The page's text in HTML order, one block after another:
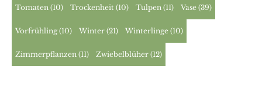
Tomaten (10) Trockenheit (10) Tulpen (11) Vase (39)
Vorfrühling (10) Winter (21) Winterlinge (10)
Zimmerpflanzen (11) Zwiebelblüher (12)